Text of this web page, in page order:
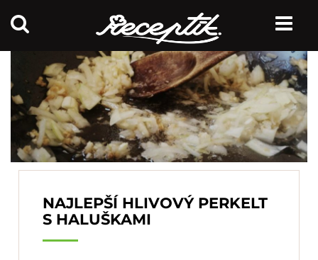
NAJLEPŠÍ HLIVOVÝ PERKELT
S HALUŠKAMI